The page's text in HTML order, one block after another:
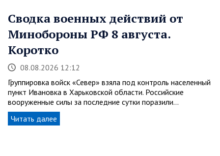
Сводка военных действий от
Минобороны РФ 8 августа.
Коротко
08.08.2026 12:12
Группировка войск «Север» взяла под контроль населенный
пункт Ивановка в Харьковской области. Российские
вооруженные силы за последние сутки поразили…
Читать далее